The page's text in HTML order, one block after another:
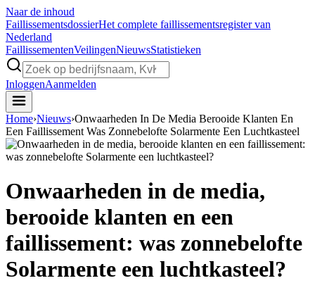
Naar de inhoud
FaillissementsdossierHet complete faillissementsregister van
Nederland
FaillissementenVeilingenNieuwsStatistieken
InloggenAanmelden
Home›Nieuws›Onwaarheden In De Media Berooide Klanten En
Een Faillissement Was Zonnebelofte Solarmente Een Luchtkasteel
Onwaarheden in de media,
berooide klanten en een
faillissement: was zonnebelofte
Solarmente een luchtkasteel?